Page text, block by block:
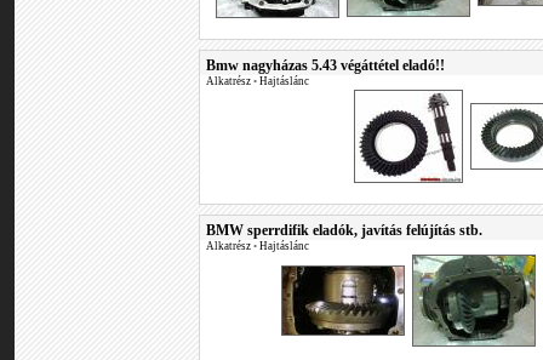
Bmw nagyházas 5.43 végáttétel eladó!!
Alkatrész • Hajtáslánc
BMW sperrdifik eladók, javítás felújítás stb.
Alkatrész • Hajtáslánc